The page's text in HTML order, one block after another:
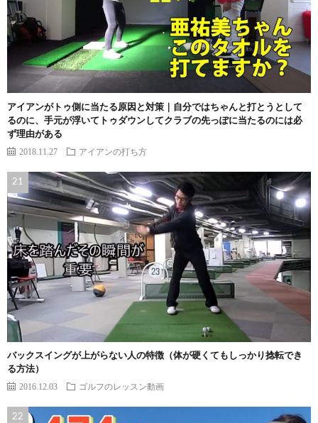
アイアンがトゥ側に当たる原因と対策｜自分ではちゃんと打とうとして
るのに、手元が浮いてトゥダウンしてクラブの先っぽに当たるのには必
ず理由がある
2018.11.27 アイアンの打ち方
バックスイングが上がらない人の特徴（体が硬くてもしっかり捻転でき
る方法）
2016.12.03 ゴルフのレッスン動画